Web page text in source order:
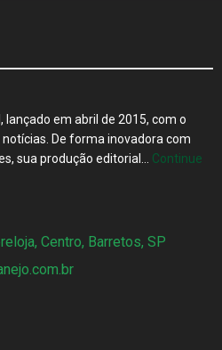
em abril de 2015, com o
De forma inovadora com
sua produção editorial… Continue
Centro, Barretos, SP